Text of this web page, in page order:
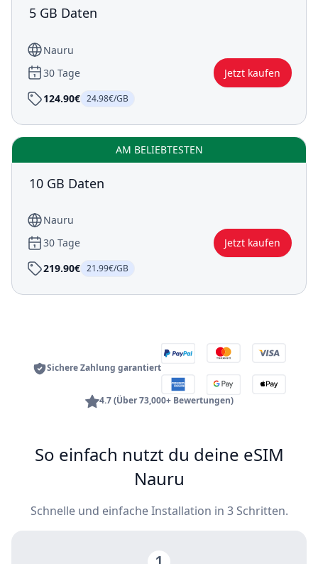
5 GB Daten
Nauru
30 Tage
Jetzt kaufen
124.90€ 24.98€/GB
AM BELIEBTESTEN
10 GB Daten
Nauru
30 Tage
Jetzt kaufen
219.90€ 21.99€/GB
Sichere Zahlung garantiert
4.7 (Über 73,000+ Bewertungen)
So einfach nutzt du deine eSIM
Nauru
Schnelle und einfache Installation in 3 Schritten.